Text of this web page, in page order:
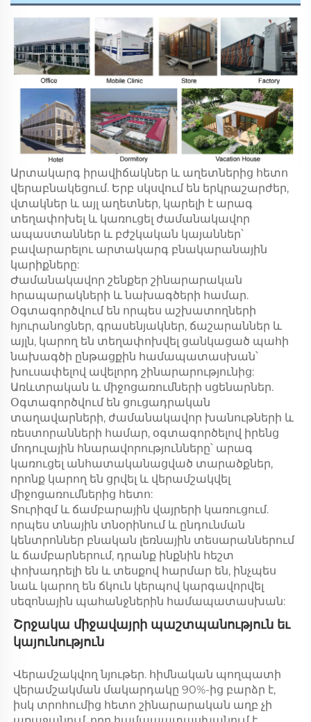
Արտակարգ իրավիճակներ և աղետներից հետո
վերաբնակեցում. Երբ սկսվում են երկրաշարժեր,
վտակներ և այլ աղետներ, կարելի է արագ
տեղափոխել և կառուցել ժամանակավոր
ապաստաններ և բժշկական կայաններ՝
բավարարելու արտակարգ բնակարանային
կարիքները:
Ժամանակավոր շենքեր շինարարական
հրապարակների և նախագծերի համար.
Օգտագործվում են որպես աշխատողների
հյուրանոցներ, գրասենյակներ, ճաշարաններ և
այլն, կարող են տեղափոխվել ցանկացած պահի
նախագծի ընթացքին համապատասխան՝
խուսափելով ավելորդ շինարարությունից:
Առևտրական և միջոցառումների սցենարներ.
Օգտագործվում են ցուցադրական
տաղավարների, ժամանակավոր խանութների և
ռեստորանների համար, օգտագործելով իրենց
մոդուլային հնարավորությունները՝ արագ
կառուցել անհատականացված տարածքներ,
որոնք կարող են ցրվել և վերամշակվել
միջոցառումներից հետո:
Տուրիզմ և ճամբարային վայրերի կառուցում.
որպես տնային տնօրինում և ընդունման
կենտրոններ բնական լեռնային տեսարաններում
և ճամբարներում, դրանք ինքնին հեշտ
փոխադրելի են և տեսքով հարմար են, ինչպես
նաև կարող են ճկուն կերպով կարգավորվել
սեզոնային պահանջներին համապատասխան:
Շրջակա միջավայրի պաշտպանություն եւ
կայունություն
Վերամշակվող նյութեր. հիմնական պողպատի
վերամշակման մակարդակը 90%-ից բարձր է,
իսկ տրոհումից հետո շինարարական աղբ չի